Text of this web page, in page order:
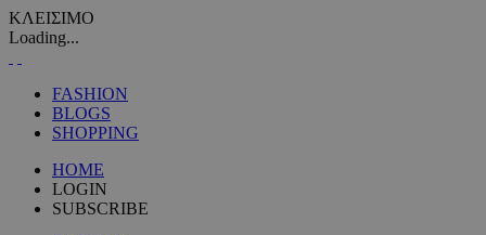
ΚΛΕΙΣΙΜΟ
Loading...
FASHION
BLOGS
SHOPPING
HOME
LOGIN
SUBSCRIBE